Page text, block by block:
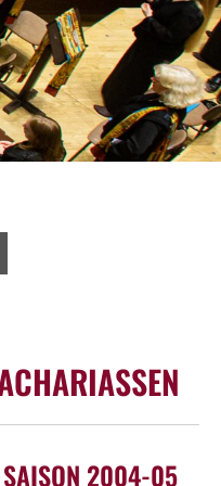
SAISON 2004-05